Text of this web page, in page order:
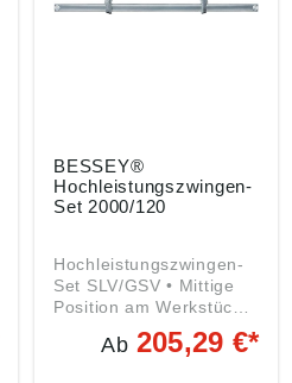
BESSEY®
Hochleistungszwingen-
Set 2000/120
Hochleistungszwingen-
Set SLV/GSV • Mittige
Position am Werkstück
verhindert das Kippen •
Werkzeugloses
Ab 205,29 €*